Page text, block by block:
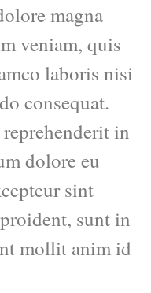
magna
veniam, quis
laboris nisi
consequat.
in
dolore eu
sint
sunt in
mollit anim id